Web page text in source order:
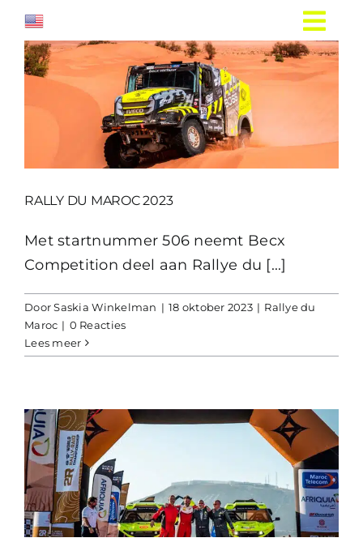
inhoud
RALLY DU MAROC 2023
Met startnummer 506 neemt Becx
Competition deel aan Rallye du [...]
DoorSaskia Winkelman | 18 oktober 2023 | Rallye du
Maroc | 0 Reacties
Lees meer